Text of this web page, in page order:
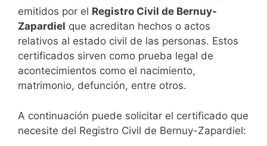
emitidos por el Registro Civil de Bernuy-
Zapardiel que acreditan hechos o actos
relativos al estado civil de las personas. Estos
certificados sirven como prueba legal de
acontecimientos como el nacimiento,
matrimonio, defunción, entre otros.
A continuación puede solicitar el certificado que
necesite del Registro Civil de Bernuy-Zapardiel: